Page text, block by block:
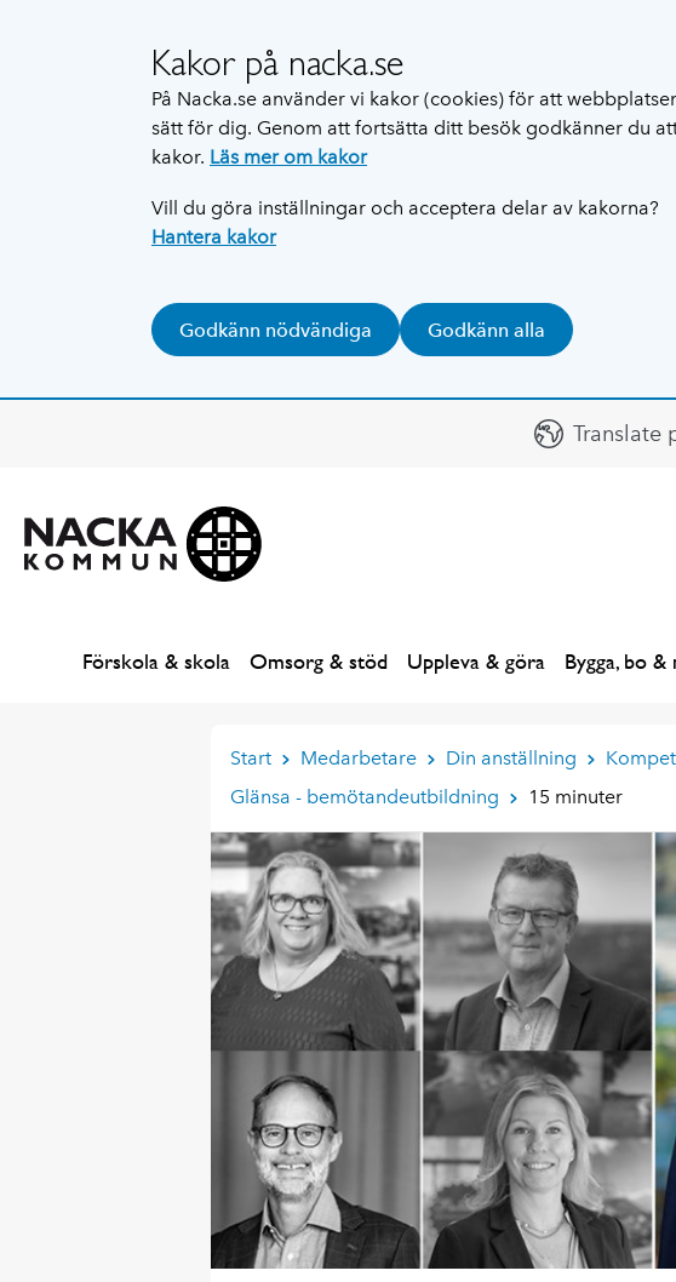
Kakor på nacka.se
På Nacka.se använder vi kakor (cookies) för att
sätt för dig. Genom att fortsätta ditt besök godkänner du
kakor. Läs mer om kakor
Vill du göra inställningar och acceptera delar av kakorna?
Hantera kakor
Godkänn nödvändiga Godkänn alla
Translate
Förskola & skola Omsorg & stöd Uppleva & göra Bygga, bo &
Start Medarbetare Din anställning
Glänsa - bemötandeutbildning
15 minuter